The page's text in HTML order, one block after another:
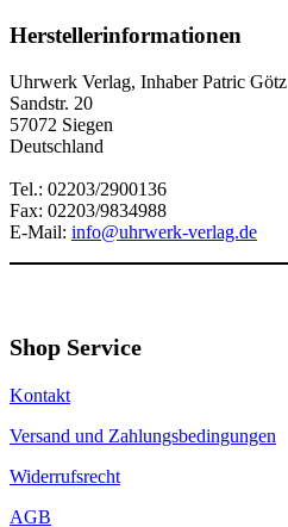
Herstellerinformationen
Uhrwerk Verlag, Inhaber Patric Götz
Sandstr. 20
57072 Siegen
Deutschland
Tel.: 02203/2900136
Fax: 02203/9834988
E-Mail: info@uhrwerk-verlag.de
Shop Service
Kontakt
Versand und Zahlungsbedingungen
Widerrufsrecht
AGB